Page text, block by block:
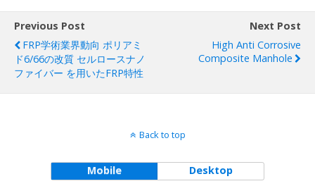
Previous Post
FRP学術業界動向 ポリアミ
ド6/66の改質 セルロースナノ
ファイバー を用いたFRP特性
Next Post
High Anti Corrosive
Composite Manhole
Back to top
Mobile Desktop